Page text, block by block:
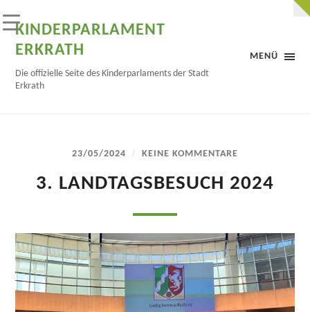
MENÜ
KINDERPARLAMENT
ERKRATH
Die offizielle Seite des Kinderparlaments der Stadt
Erkrath
23/05/2024 / KEINE KOMMENTARE
3. LANDTAGSBESUCH 2024